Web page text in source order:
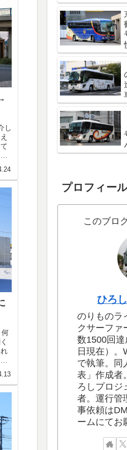
し
何
プロフィー
このブロ
ひろ
のりものラ
クサーファ
数1500回
日現在）。
で執筆。同
表」作成者
ろしプロジ
者。運行管
事依頼は
ームにてお